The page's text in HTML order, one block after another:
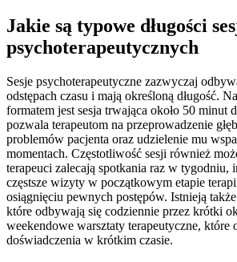
Jakie są typowe długości
psychoterapeutycznych
Sesje psychoterapeutyczne zazwyczaj
odstępach czasu i mają określoną długość.
formatem jest sesja trwająca około 50 minut
pozwala terapeutom na przeprowadzenie
problemów pacjenta oraz udzielenie mu
momentach. Częstotliwość sesji również
terapeuci zalecają spotkania raz w tygodniu,
częstsze wizyty w początkowym etapie
osiągnięciu pewnych postępów. Istnieją
które odbywają się codziennie przez krótki
weekendowe warsztaty terapeutyczne, które
doświadczenia w krótkim czasie.